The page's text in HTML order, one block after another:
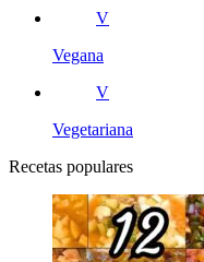
V
Vegana
V
Vegetariana
Recetas populares